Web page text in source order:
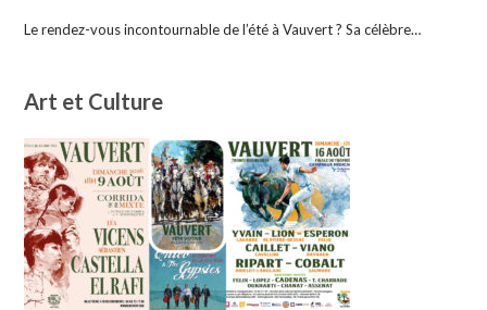
Le rendez-vous incontournable de l’été à Vauvert ? Sa célèbre…
Art et Culture